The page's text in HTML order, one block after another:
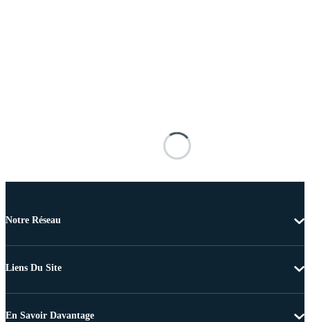
Notre Réseau
Liens Du Site
En Savoir Davantage